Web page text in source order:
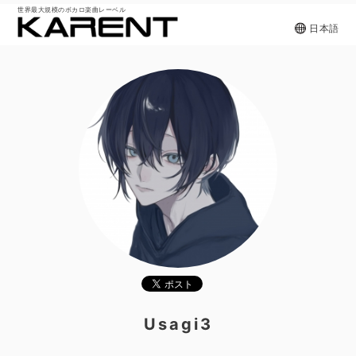
世界最大規模のボカロ楽曲レーベル
日本語
Usagi3